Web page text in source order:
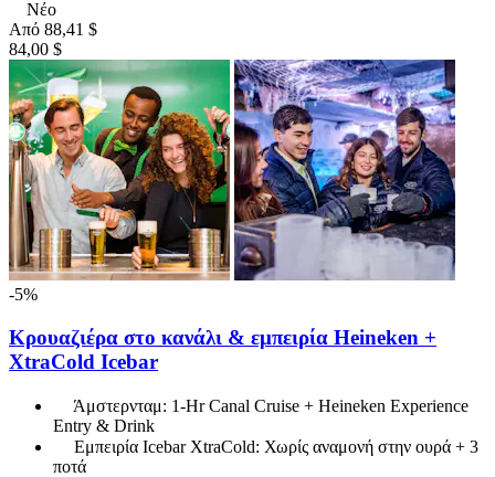
Νέο
Από 88,41 $
84,00 $
-5%
Κρουαζιέρα στο κανάλι & εμπειρία Heineken +
XtraCold Icebar
Άμστερνταμ: 1-Hr Canal Cruise + Heineken Experience
Entry & Drink
Εμπειρία Icebar XtraCold: Χωρίς αναμονή στην ουρά + 3
ποτά